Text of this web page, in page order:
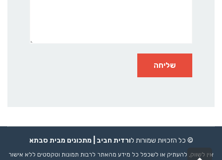
© כל הזכויות שמורות לורדית חביב | מתכונים מבית סבתא
אין לשווק, להעתיק או לשכפל כל מידע מהאתר לרבות תמונות וטקסטים ללא אישור